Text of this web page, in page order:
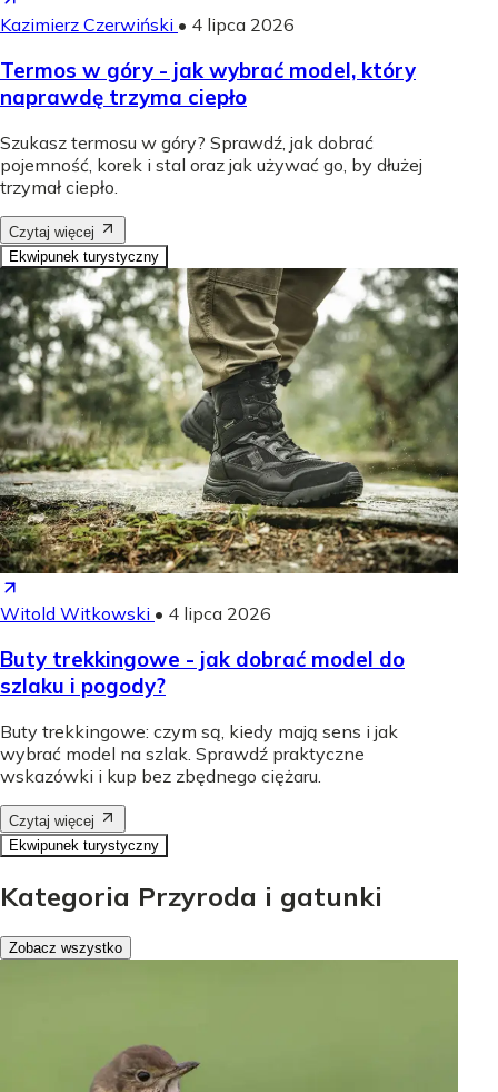
Kazimierz Czerwiński • 4 lipca 2026
Termos w góry - jak wybrać model, który
naprawdę trzyma ciepło
Szukasz termosu w góry? Sprawdź, jak dobrać
pojemność, korek i stal oraz jak używać go, by dłużej
trzymał ciepło.
Czytaj więcej
Ekwipunek turystyczny
Witold Witkowski • 4 lipca 2026
Buty trekkingowe - jak dobrać model do
szlaku i pogody?
Buty trekkingowe: czym są, kiedy mają sens i jak
wybrać model na szlak. Sprawdź praktyczne
wskazówki i kup bez zbędnego ciężaru.
Czytaj więcej
Ekwipunek turystyczny
Kategoria Przyroda i gatunki
Zobacz wszystko